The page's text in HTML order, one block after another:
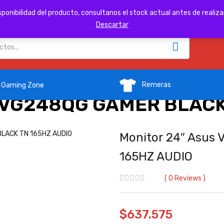
del producto, consultanos el stock actual antes de
Descartar
Contacto
Gaming Zone Remeras
GAMER
Monitor 24″ Asus
165HZ AUDIO
0 Reviews
$637.575